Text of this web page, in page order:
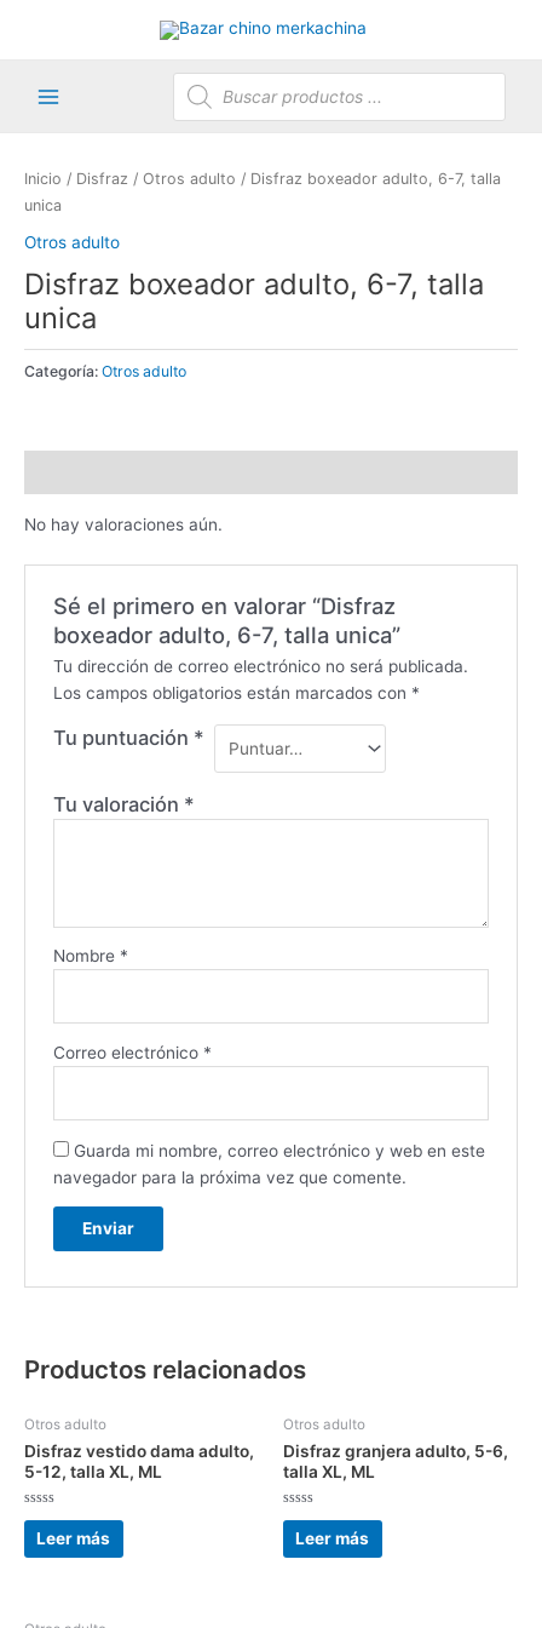
Búsqueda
de
productos
Inicio / Disfraz / Otros adulto / Disfraz boxeador adulto, 6-7, talla
unica
Otros adulto
Disfraz boxeador adulto, 6-7, talla
unica
Categoría: Otros adulto
No hay valoraciones aún.
Sé el primero en valorar “Disfraz
boxeador adulto, 6-7, talla unica”
Tu dirección de correo electrónico no será publicada.
Los campos obligatorios están marcados con *
Tu puntuación *
Tu valoración *
Nombre *
Correo electrónico *
Guarda mi nombre, correo electrónico y web en este
navegador para la próxima vez que comente.
Productos relacionados
Otros adulto
Disfraz vestido dama adulto,
5-12, talla XL, ML
Valorado
con
de
Leer más
Otros adulto
Disfraz granjera adulto, 5-6,
talla XL, ML
Valorado
con
de
Leer más